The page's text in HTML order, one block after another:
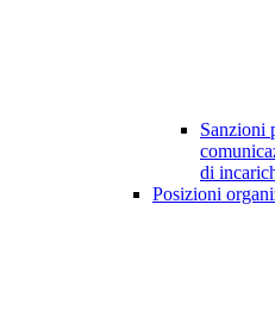
Sanzioni
di
Posizioni